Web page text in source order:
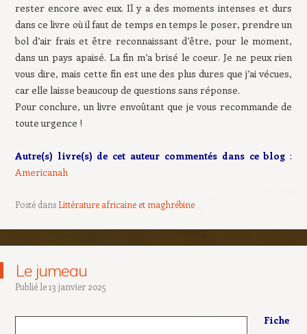
rester encore avec eux. Il y a des moments intenses et durs
dans ce livre où il faut de temps en temps le poser, prendre un
bol d’air frais et être reconnaissant d’être, pour le moment,
dans un pays apaisé. La fin m’a brisé le coeur. Je ne peux rien
vous dire, mais cette fin est une des plus dures que j’ai vécues,
car elle laisse beaucoup de questions sans réponse.
Pour conclure, un livre envoûtant que je vous recommande de
toute urgence !
Autre(s) livre(s) de cet auteur commentés dans ce blog:
Americanah
Posté dansLittérature africaine et maghrébine
Le jumeau
Publié le13 janvier 2025
Fiche